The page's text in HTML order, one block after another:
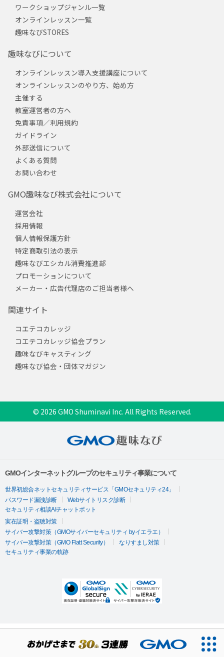
ワークショップジャンル一覧
オンラインレッスン一覧
趣味なびSTORES
趣味なびについて
オンラインレッスン導入支援講座について
オンラインレッスンのやり方、始め方
主催する
教室運営者の方へ
免責事項／利用規約
ガイドライン
外部送信について
よくある質問
お問い合わせ
GMO趣味なび株式会社について
運営会社
採用情報
個人情報保護方針
特定商取引法の表示
趣味なびエシカル消費推進部
プロモーションについて
メーカー・広告代理店のご担当者様へ
関連サイト
コエテコカレッジ
コエテコカレッジ協会プラン
趣味なびキャスティング
趣味なび協会・団体マガジン
© 2026 GMO Shuminavi Inc. All Rights Reserved.